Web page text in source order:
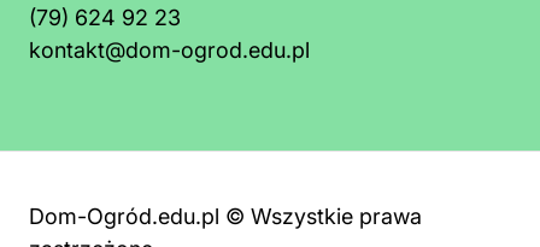
(79) 624 92 23
kontakt@dom-ogrod.edu.pl
Dom-Ogród.edu.pl © Wszystkie prawa